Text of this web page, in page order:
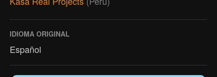
IDIOMA ORIGINAL
Español